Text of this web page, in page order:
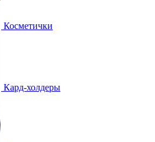
Косметички
Кард-холдеры